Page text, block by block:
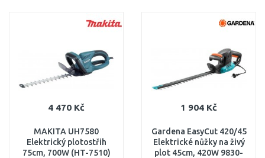
4 470 Kč
MAKITA UH7580
Elektrický plotostřih
75cm, 700W (HT-7510)
1 904 Kč
Gardena EasyCut 420/45
Elektrické nůžky na živý
plot 45cm, 420W 9830-